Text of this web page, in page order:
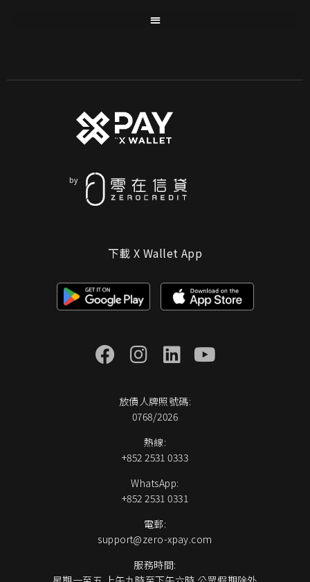
下載 X Wallet App
放債人牌照號碼:
0768/2026
熱線:
+852 2531 0333
WhatsApp:
+852 2531 0331
電郵:
support@zero-xpay.com
服務時間: